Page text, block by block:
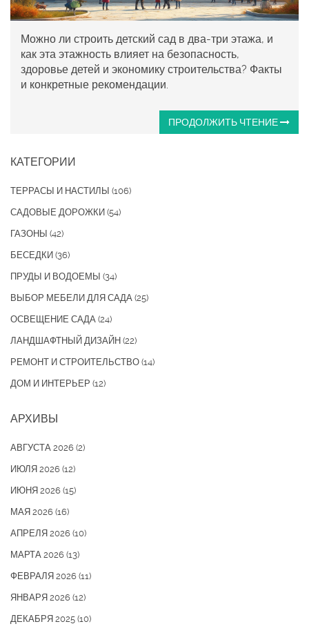
Можно ли строить детский сад в два-три этажа, и
как эта этажность влияет на безопасность,
здоровье детей и экономику строительства? Факты
и конкретные рекомендации.
ПРОДОЛЖИТЬ ЧТЕНИЕ
КАТЕГОРИИ
ТЕРРАСЫ И НАСТИЛЫ (106)
САДОВЫЕ ДОРОЖКИ (54)
ГАЗОНЫ (42)
БЕСЕДКИ (36)
ПРУДЫ И ВОДОЕМЫ (34)
ВЫБОР МЕБЕЛИ ДЛЯ САДА (25)
ОСВЕЩЕНИЕ САДА (24)
ЛАНДШАФТНЫЙ ДИЗАЙН (22)
РЕМОНТ И СТРОИТЕЛЬСТВО (14)
ДОМ И ИНТЕРЬЕР (12)
АРХИВЫ
АВГУСТА 2026 (2)
ИЮЛЯ 2026 (12)
ИЮНЯ 2026 (15)
МАЯ 2026 (16)
АПРЕЛЯ 2026 (10)
МАРТА 2026 (13)
ФЕВРАЛЯ 2026 (11)
ЯНВАРЯ 2026 (12)
ДЕКАБРЯ 2025 (10)